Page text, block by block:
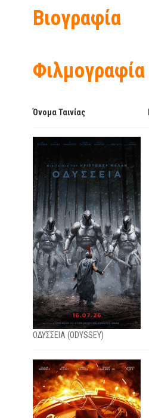
Βιογραφία
Φιλμογραφία
Όνομα Ταινίας
OΔΥΣΣΕΙΑ (ODYSSEY)